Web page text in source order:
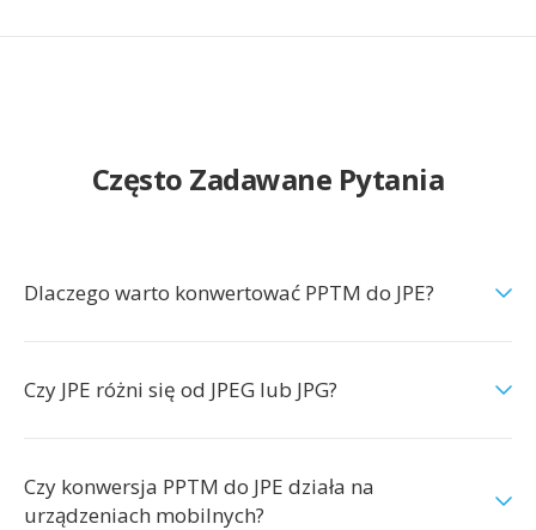
Często Zadawane Pytania
Dlaczego warto konwertować PPTM do JPE?
Czy JPE różni się od JPEG lub JPG?
Czy konwersja PPTM do JPE działa na
urządzeniach mobilnych?